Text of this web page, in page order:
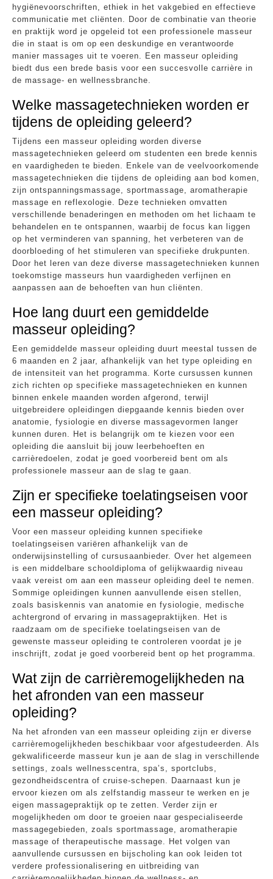
hygiënevoorschriften, ethiek in het vakgebied en effectieve
communicatie met cliënten. Door de combinatie van theorie
en praktijk word je opgeleid tot een professionele masseur
die in staat is om op een deskundige en verantwoorde
manier massages uit te voeren. Een masseur opleiding
biedt dus een brede basis voor een succesvolle carrière in
de massage- en wellnessbranche.
Welke massagetechnieken worden er
tijdens de opleiding geleerd?
Tijdens een masseur opleiding worden diverse
massagetechnieken geleerd om studenten een brede kennis
en vaardigheden te bieden. Enkele van de veelvoorkomende
massagetechnieken die tijdens de opleiding aan bod komen,
zijn ontspanningsmassage, sportmassage, aromatherapie
massage en reflexologie. Deze technieken omvatten
verschillende benaderingen en methoden om het lichaam te
behandelen en te ontspannen, waarbij de focus kan liggen
op het verminderen van spanning, het verbeteren van de
doorbloeding of het stimuleren van specifieke drukpunten.
Door het leren van deze diverse massagetechnieken kunnen
toekomstige masseurs hun vaardigheden verfijnen en
aanpassen aan de behoeften van hun cliënten.
Hoe lang duurt een gemiddelde
masseur opleiding?
Een gemiddelde masseur opleiding duurt meestal tussen de
6 maanden en 2 jaar, afhankelijk van het type opleiding en
de intensiteit van het programma. Korte cursussen kunnen
zich richten op specifieke massagetechnieken en kunnen
binnen enkele maanden worden afgerond, terwijl
uitgebreidere opleidingen diepgaande kennis bieden over
anatomie, fysiologie en diverse massagevormen langer
kunnen duren. Het is belangrijk om te kiezen voor een
opleiding die aansluit bij jouw leerbehoeften en
carrièredoelen, zodat je goed voorbereid bent om als
professionele masseur aan de slag te gaan.
Zijn er specifieke toelatingseisen voor
een masseur opleiding?
Voor een masseur opleiding kunnen specifieke
toelatingseisen variëren afhankelijk van de
onderwijsinstelling of cursusaanbieder. Over het algemeen
is een middelbare schooldiploma of gelijkwaardig niveau
vaak vereist om aan een masseur opleiding deel te nemen.
Sommige opleidingen kunnen aanvullende eisen stellen,
zoals basiskennis van anatomie en fysiologie, medische
achtergrond of ervaring in massagepraktijken. Het is
raadzaam om de specifieke toelatingseisen van de
gewenste masseur opleiding te controleren voordat je je
inschrijft, zodat je goed voorbereid bent op het programma.
Wat zijn de carrièremogelijkheden na
het afronden van een masseur
opleiding?
Na het afronden van een masseur opleiding zijn er diverse
carrièremogelijkheden beschikbaar voor afgestudeerden. Als
gekwalificeerde masseur kun je aan de slag in verschillende
settings, zoals wellnesscentra, spa’s, sportclubs,
gezondheidscentra of cruise-schepen. Daarnaast kun je
ervoor kiezen om als zelfstandig masseur te werken en je
eigen massagepraktijk op te zetten. Verder zijn er
mogelijkheden om door te groeien naar gespecialiseerde
massagegebieden, zoals sportmassage, aromatherapie
massage of therapeutische massage. Het volgen van
aanvullende cursussen en bijscholing kan ook leiden tot
verdere professionalisering en uitbreiding van